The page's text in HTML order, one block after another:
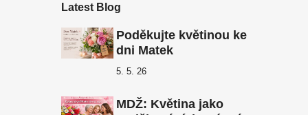
Latest Blog
Poděkujte květinou ke
dni Matek
5. 5. 26
MDŽ: Květina jako